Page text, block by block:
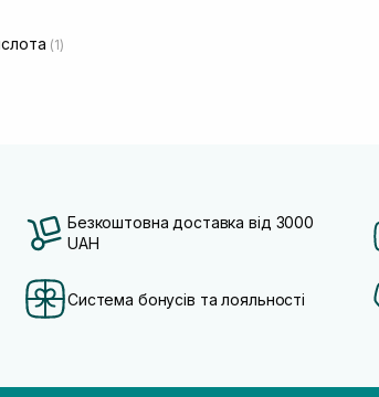
(1)
Безкоштовна доставка від 3000
UAH
Система бонусів та лояльності